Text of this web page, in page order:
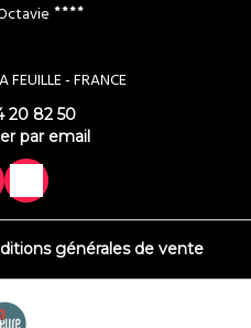
FEUILLE - FRANCE
20 82 50
par email
générales de vente